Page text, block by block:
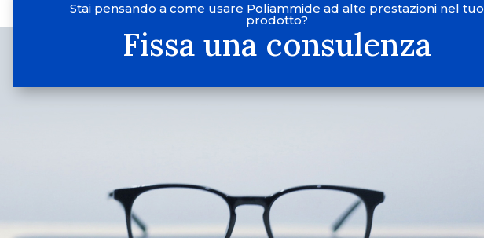
Stai pensando a come usare Poliammide ad alte prestazioni nel tuo
prodotto?
Fissa una consulenza